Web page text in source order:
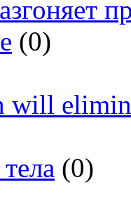
(0)
will
(0)